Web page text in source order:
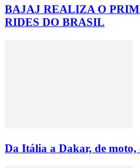
BAJAJ REALIZA O
RIDES DO BRASIL
Da Itália a Dakar, de